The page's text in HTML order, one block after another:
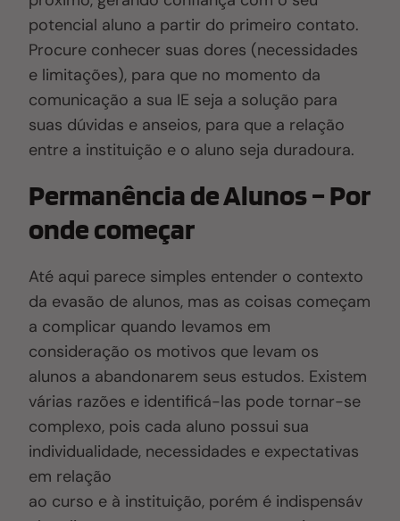
potencial aluno a partir do primeiro contato.
Procure conhecer suas dores (necessidades
e limitações), para que no momento da
comunicação a sua IE seja a solução para
suas dúvidas e anseios, para que a relação
entre a instituição e o aluno seja duradoura.
Permanência de Alunos – Por
onde começar
Até aqui parece simples entender o contexto
da evasão de alunos, mas as coisas começam
a complicar quando levamos em
consideração os motivos que levam os
alunos a abandonarem seus estudos. Existem
várias razões e identificá-las pode tornar-se
complexo, pois cada aluno possui sua
individualidade, necessidades e expectativas
em relação
ao curso e à instituição, porém é indispensáv